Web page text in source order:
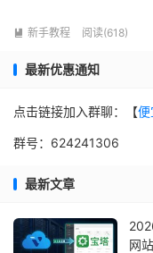
 新手教程 阅读(618)
最新优惠通知
点击链接加入群聊：【便
群号：624241306
最新文章
网